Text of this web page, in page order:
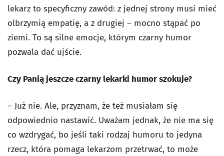
lekarz to specyficzny zawód: z jednej strony musi mieć
olbrzymią empatię, a z drugiej – mocno stąpać po
ziemi. To są silne emocje, którym czarny humor
pozwala dać ujście.
Czy Panią jeszcze czarny lekarki humor szokuje?
– Już nie. Ale, przyznam, że też musiałam się
odpowiednio nastawić. Uważam jednak, że nie ma się
co wzdrygać, bo jeśli taki rodzaj humoru to jedyna
rzecz, która pomaga lekarzom przetrwać, to może